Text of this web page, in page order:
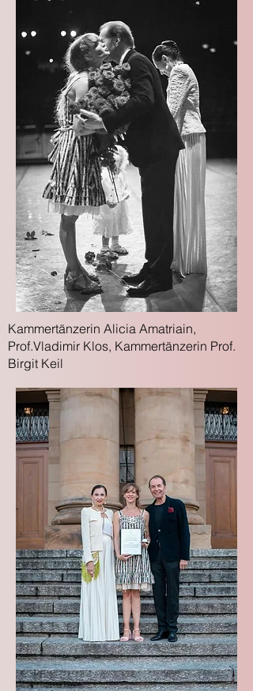
Kammertänzerin Alicia Amatriain,
Prof.Vladimir Klos, Kammertänzerin Prof.
Birgit Keil